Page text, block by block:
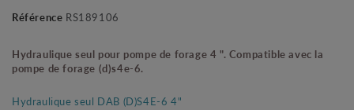
Référence RS189106
Hydraulique seul pour pompe de forage 4 ". Compatible avec la
pompe de forage (d)s4e-6.
Hydraulique seul DAB (D)S4E-6 4"